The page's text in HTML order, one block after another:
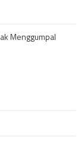
Menggumpal